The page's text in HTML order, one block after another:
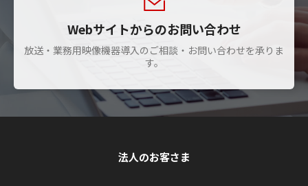
Webサイトからのお問い合わせ
放送・業務用映像機器導入のご相談・お問い合わせを承りま
す。
法人のお客さま